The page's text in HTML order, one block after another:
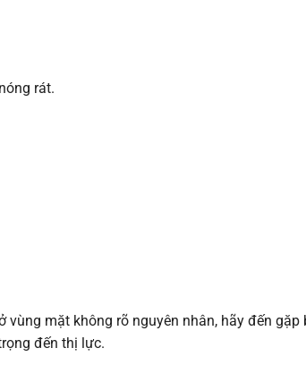
rát.
mặt không rõ nguyên nhân, hãy đến
đến thị lực.